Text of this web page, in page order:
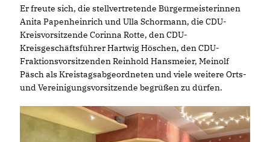
Er freute sich, die stellvertretende Bürgermeisterinnen
Anita Papenheinrich und Ulla Schormann, die CDU-
Kreisvorsitzende Corinna Rotte, den CDU-
Kreisgeschäftsführer Hartwig Höschen, den CDU-
Fraktionsvorsitzenden Reinhold Hansmeier, Meinolf
Päsch als Kreistagsabgeordneten und viele weitere Orts-
und Vereinigungsvorsitzende begrüßen zu dürfen.